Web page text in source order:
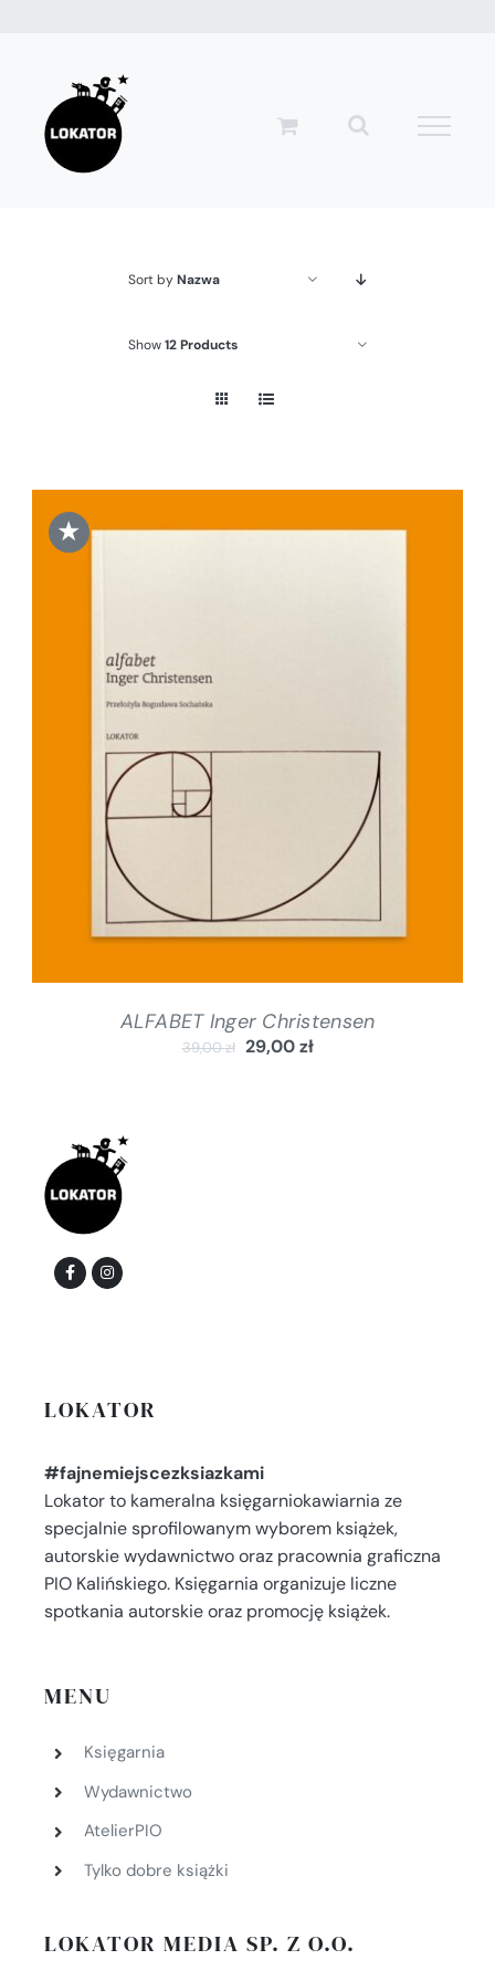
zawartości
Sort byNazwa
Show12 Products
★
DODAJ DO KOSZYKA
ALFABET Inger Christensen
39,00zł 29,00zł
LOKATOR
#fajnemiejscezksiazkami
Lokator to kameralna księgarniokawiarnia ze
specjalnie sprofilowanym wyborem książek,
autorskie wydawnictwo oraz pracownia graficzna
PIO Kalińskiego. Księgarnia organizuje liczne
spotkania autorskie oraz promocję książek.
MENU
Księgarnia
Wydawnictwo
AtelierPIO
Tylko dobre książki
LOKATOR MEDIA SP. Z O.O.